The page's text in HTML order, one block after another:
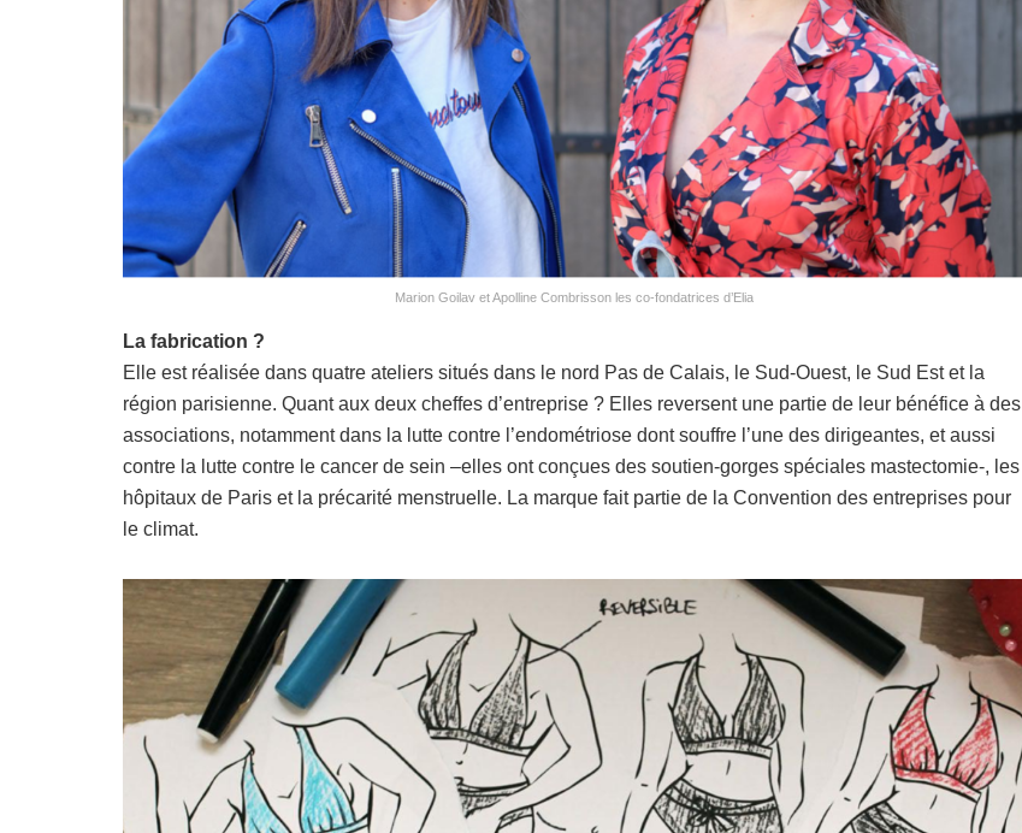
Marion Goilav et Apolline Combrisson les co-fondatrices d’Elia
La fabrication ?
Elle est réalisée dans quatre ateliers situés dans le nord Pas de Calais, le Sud-Ouest, le Sud Est et la
région parisienne. Quant aux deux cheffes d’entreprise ? Elles reversent une partie de leur bénéfice à des
associations, notamment dans la lutte contre l’endométriose dont souffre l’une des dirigeantes, et aussi
contre la lutte contre le cancer de sein –elles ont conçues des soutien-gorges spéciales mastectomie-, les
hôpitaux de Paris et la précarité menstruelle. La marque fait partie de la Convention des entreprises pour
le climat.